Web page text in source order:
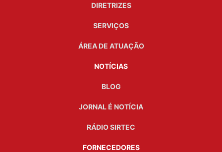
DIRETRIZES
SERVIÇOS
ÁREA DE ATUAÇÃO
NOTÍCIAS
BLOG
JORNAL É NOTÍCIA
RÁDIO SIRTEC
FORNECEDORES